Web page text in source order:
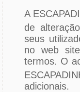
A
de
seus
no web
termos. O
adicionais.